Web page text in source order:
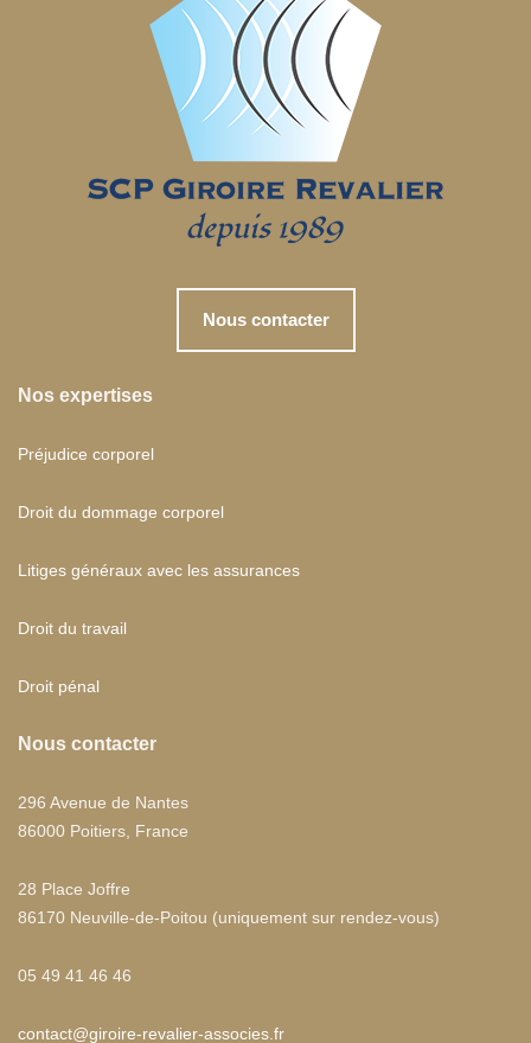
Nous contacter
Nos expertises
Préjudice corporel
Droit du dommage corporel
Litiges généraux avec les assurances
Droit du travail
Droit pénal
Nous contacter
296 Avenue de Nantes
86000 Poitiers, France
28 Place Joffre
86170 Neuville-de-Poitou (uniquement sur rendez-vous)
05 49 41 46 46
contact@giroire-revalier-associes.fr